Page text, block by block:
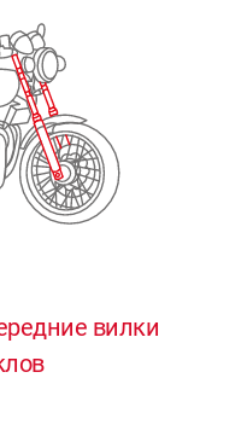
вилки
2
3
4
6
7
2
3
4
6
3
4
6